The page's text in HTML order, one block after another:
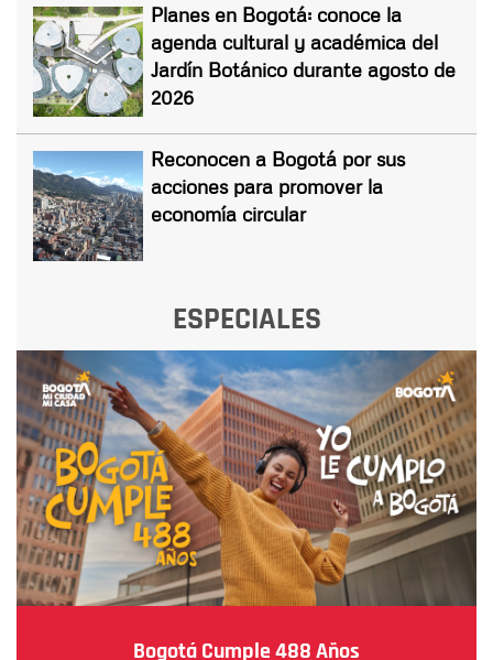
Planes en Bogotá: conoce la
agenda cultural y académica del
Jardín Botánico durante agosto de
2026
Reconocen a Bogotá por sus
acciones para promover la
economía circular
ESPECIALES
Bogotá Cumple 488 Años